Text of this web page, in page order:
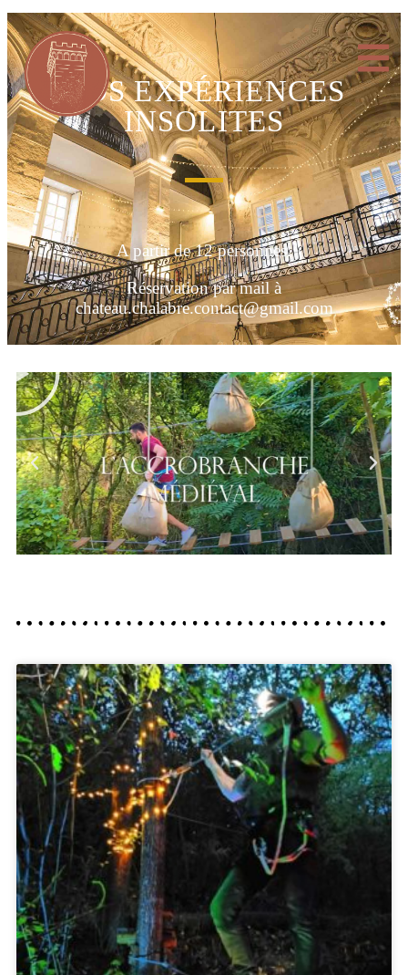
NOS EXPÉRIENCES
INSOLITES
A partir de 12 personnes.
Réservation par mail à
chateau.chalabre.contact@gmail.com